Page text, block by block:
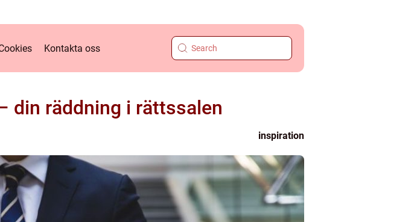
Kontakta oss
din räddning i rättssalen
inspiration